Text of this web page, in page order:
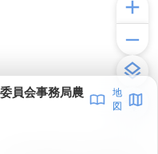
員会事務局農
地
図